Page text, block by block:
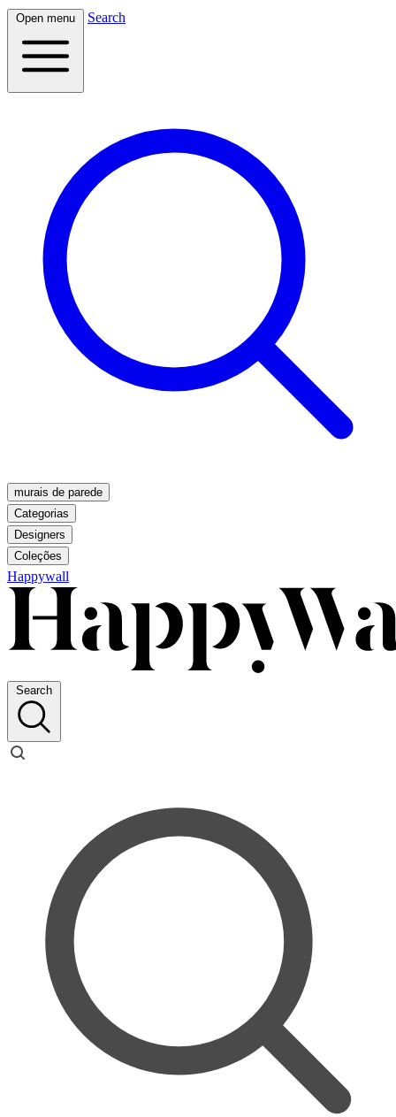
Open menu Search
murais de parede
Categorias
Designers
Coleções
Happywall
Search